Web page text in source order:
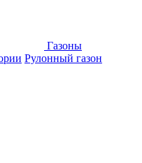
Газоны
Рулонный газон